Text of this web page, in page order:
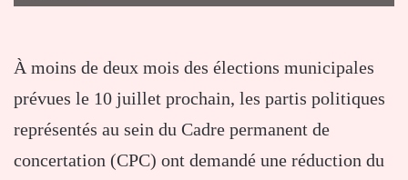
À moins de deux mois des élections municipales
prévues le 10 juillet prochain, les partis politiques
représentés au sein du Cadre permanent de
concertation (CPC) ont demandé une réduction du